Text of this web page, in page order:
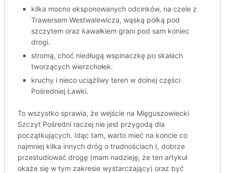
kilka mocno eksponowanych odcinków, na czele z
Trawersem Westwalewicza, wąską półką pod
szczytem oraz kawałkiem grani pod sam koniec
drogi.
stromą, choć niedługą wspinaczkę po skałach
tworzących wierzchołek.
kruchy i nieco uciążliwy teren w dolnej części
Pośredniej Ławki.
To wszystko sprawia, że wejście na Mięguszowiecki
Szczyt Pośredni raczej nie jest przygodą dla
początkujących. Idąc tam, warto mieć na koncie co
najmniej kilka innych dróg o trudnościach I, dobrze
przestudiować drogę (mam nadzieję, że ten artykuł
okaże się w tym zakresie wystarczający) oraz być